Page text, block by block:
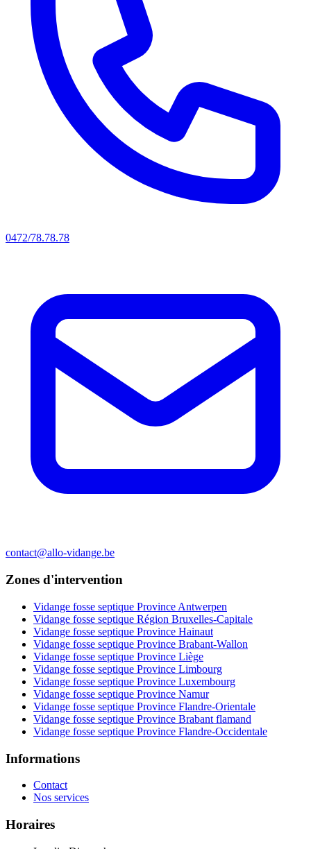
0472/78.78.78
contact@allo-vidange.be
Zones d'intervention
Vidange fosse septique Province Antwerpen
Vidange fosse septique Région Bruxelles-Capitale
Vidange fosse septique Province Hainaut
Vidange fosse septique Province Brabant-Wallon
Vidange fosse septique Province Liège
Vidange fosse septique Province Limbourg
Vidange fosse septique Province Luxembourg
Vidange fosse septique Province Namur
Vidange fosse septique Province Flandre-Orientale
Vidange fosse septique Province Brabant flamand
Vidange fosse septique Province Flandre-Occidentale
Informations
Contact
Nos services
Horaires